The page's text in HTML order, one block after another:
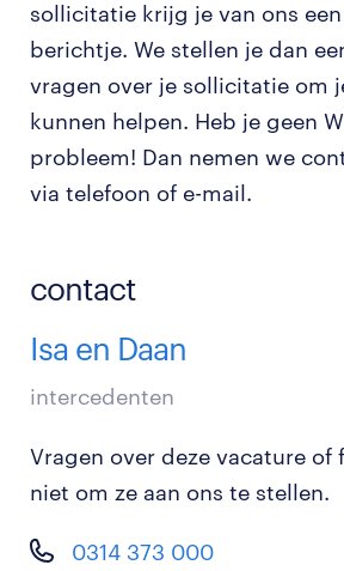
sollicitatie krijg je van ons
berichtje. We stellen je dan
vragen over je sollicitatie om
kunnen helpen. Heb je geen
probleem! Dan nemen we
via telefoon of e-mail.
contact
Isa en Daan
intercedenten
Vragen over deze vacature of
niet om ze aan ons te stellen.
0314 373 000